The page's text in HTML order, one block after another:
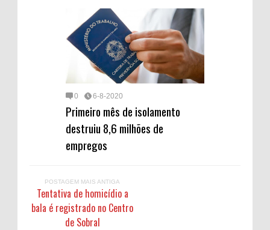
0 6-8-2020
Primeiro mês de isolamento
destruiu 8,6 milhões de
empregos
POSTAGEM MAIS ANTIGA
Tentativa de homicídio a
bala é registrado no Centro
de Sobral